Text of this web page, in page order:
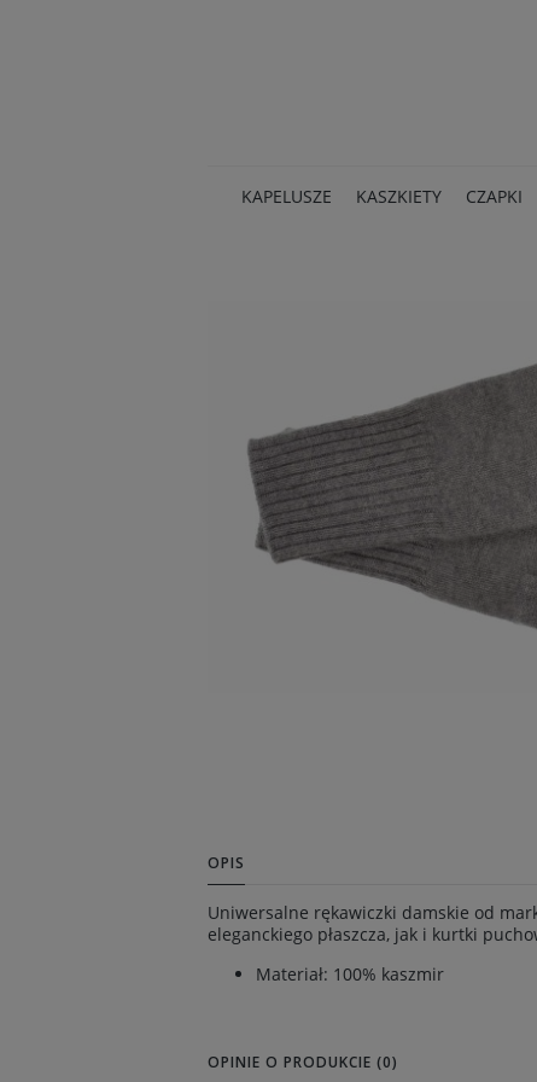
KAPELUSZE KASZKIETY CZAPKI
OPIS
Uniwersalne rękawiczki damskie od
eleganckiego płaszcza, jak i kurtki
Materiał: 100% kaszmir
OPINIE O PRODUKCIE (0)